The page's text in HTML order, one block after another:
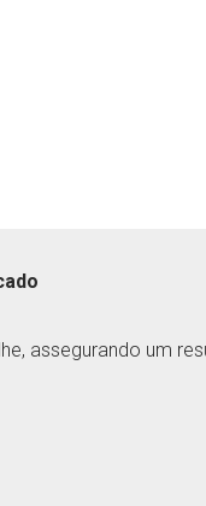
assegurando um